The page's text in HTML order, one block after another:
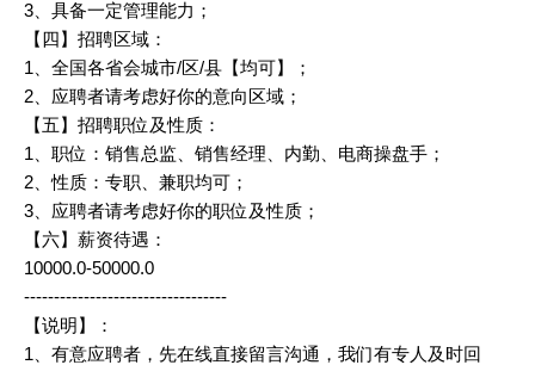
3、具备一定管理能力；
【四】招聘区域：
1、全国各省会城市/区/县【均可】；
2、应聘者请考虑好你的意向区域；
【五】招聘职位及性质：
1、职位：销售总监、销售经理、内勤、电商操盘手；
2、性质：专职、兼职均可；
3、应聘者请考虑好你的职位及性质；
【六】薪资待遇：
10000.0-50000.0
----------------------------------
【说明】：
1、有意应聘者，先在线直接留言沟通，我们有专人及时回